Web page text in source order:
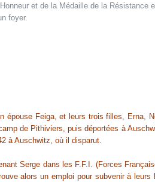
et de la Médaille de la
foyer.
Feiga, et leurs trois filles, Erna,
de Pithiviers, puis déportées à
à Auschwitz, où il disparut.
Serge dans les F.F.I. (Forces
alors un emploi pour subvenir à